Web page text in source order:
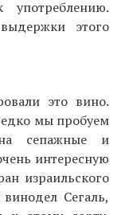
этого
это вино.
мы пробуем
сепажные и
интересную
израильского
Сегаль,